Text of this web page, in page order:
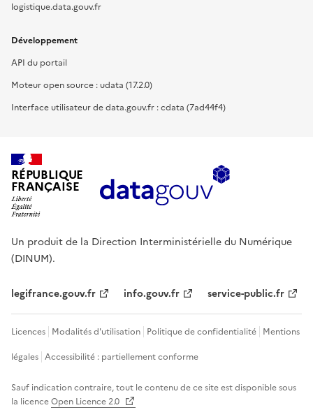
logistique.data.gouv.fr
Développement
API du portail
Moteur open source : udata (17.2.0)
Interface utilisateur de data.gouv.fr : cdata (7ad44f4)
RÉPUBLIQUE
FRANÇAISE
Un produit de la Direction Interministérielle du Numérique
(DINUM).
legifrance.gouv.fr info.gouv.fr service-public.fr
Licences Modalités d'utilisation Politique de confidentialité Mentions
légales Accessibilité : partiellement conforme
Sauf indication contraire, tout le contenu de ce site est disponible sous
la licenceOpen Licence 2.0